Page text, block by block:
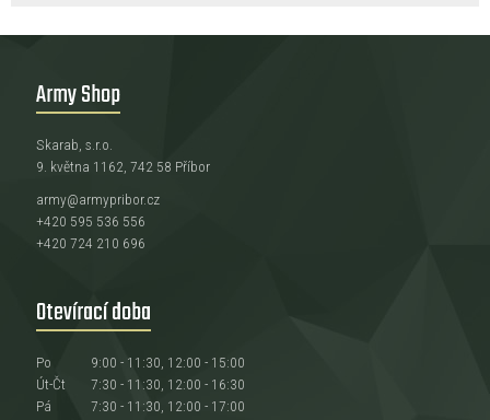
Army Shop
Skarab, s.r.o.
9. května 1162, 742 58 Příbor
army@armypribor.cz
+420 595 536 556
+420 724 210 696
Otevírací doba
Po
9:00 - 11:30, 12:00 - 15:00
Út-Čt
7:30 - 11:30, 12:00 - 16:30
Pá
7:30 - 11:30, 12:00 - 17:00